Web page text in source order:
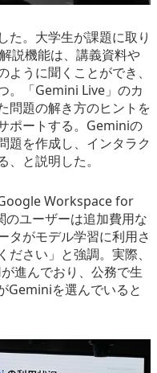
。大学生が課題に取り
説機能は、講義資料や
うに聞くことができ、
。「Gemini Live」のカ
問題の解き方のヒントを
ポートする。Geminiの
題を作成し、インタラク
と説明した。
Workspace for
ユーザーは追加費用な
タがモデル学習に利用さ
さい」と強調。実際、
進んでおり、公務で生
Geminiを選んでいると